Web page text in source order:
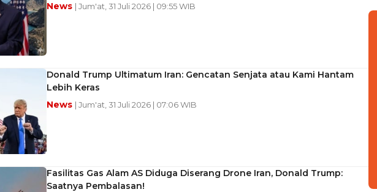
News | Jum'at, 31 Juli 2026 | 09:55 WIB
Donald Trump Ultimatum Iran: Gencatan Senjata atau Kami Hantam
Lebih Keras
News | Jum'at, 31 Juli 2026 | 07:06 WIB
Fasilitas Gas Alam AS Diduga Diserang Drone Iran, Donald Trump:
Saatnya Pembalasan!